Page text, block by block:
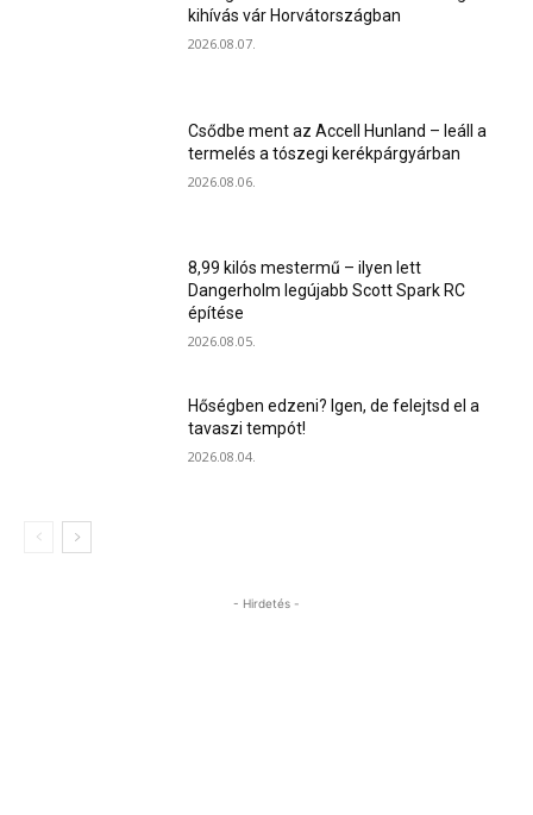
kihívás vár Horvátországban
2026.08.07.
Csődbe ment az Accell Hunland – leáll a
termelés a tószegi kerékpárgyárban
2026.08.06.
8,99 kilós mestermű – ilyen lett
Dangerholm legújabb Scott Spark RC
építése
2026.08.05.
Hőségben edzeni? Igen, de felejtsd el a
tavaszi tempót!
2026.08.04.
- Hirdetés -